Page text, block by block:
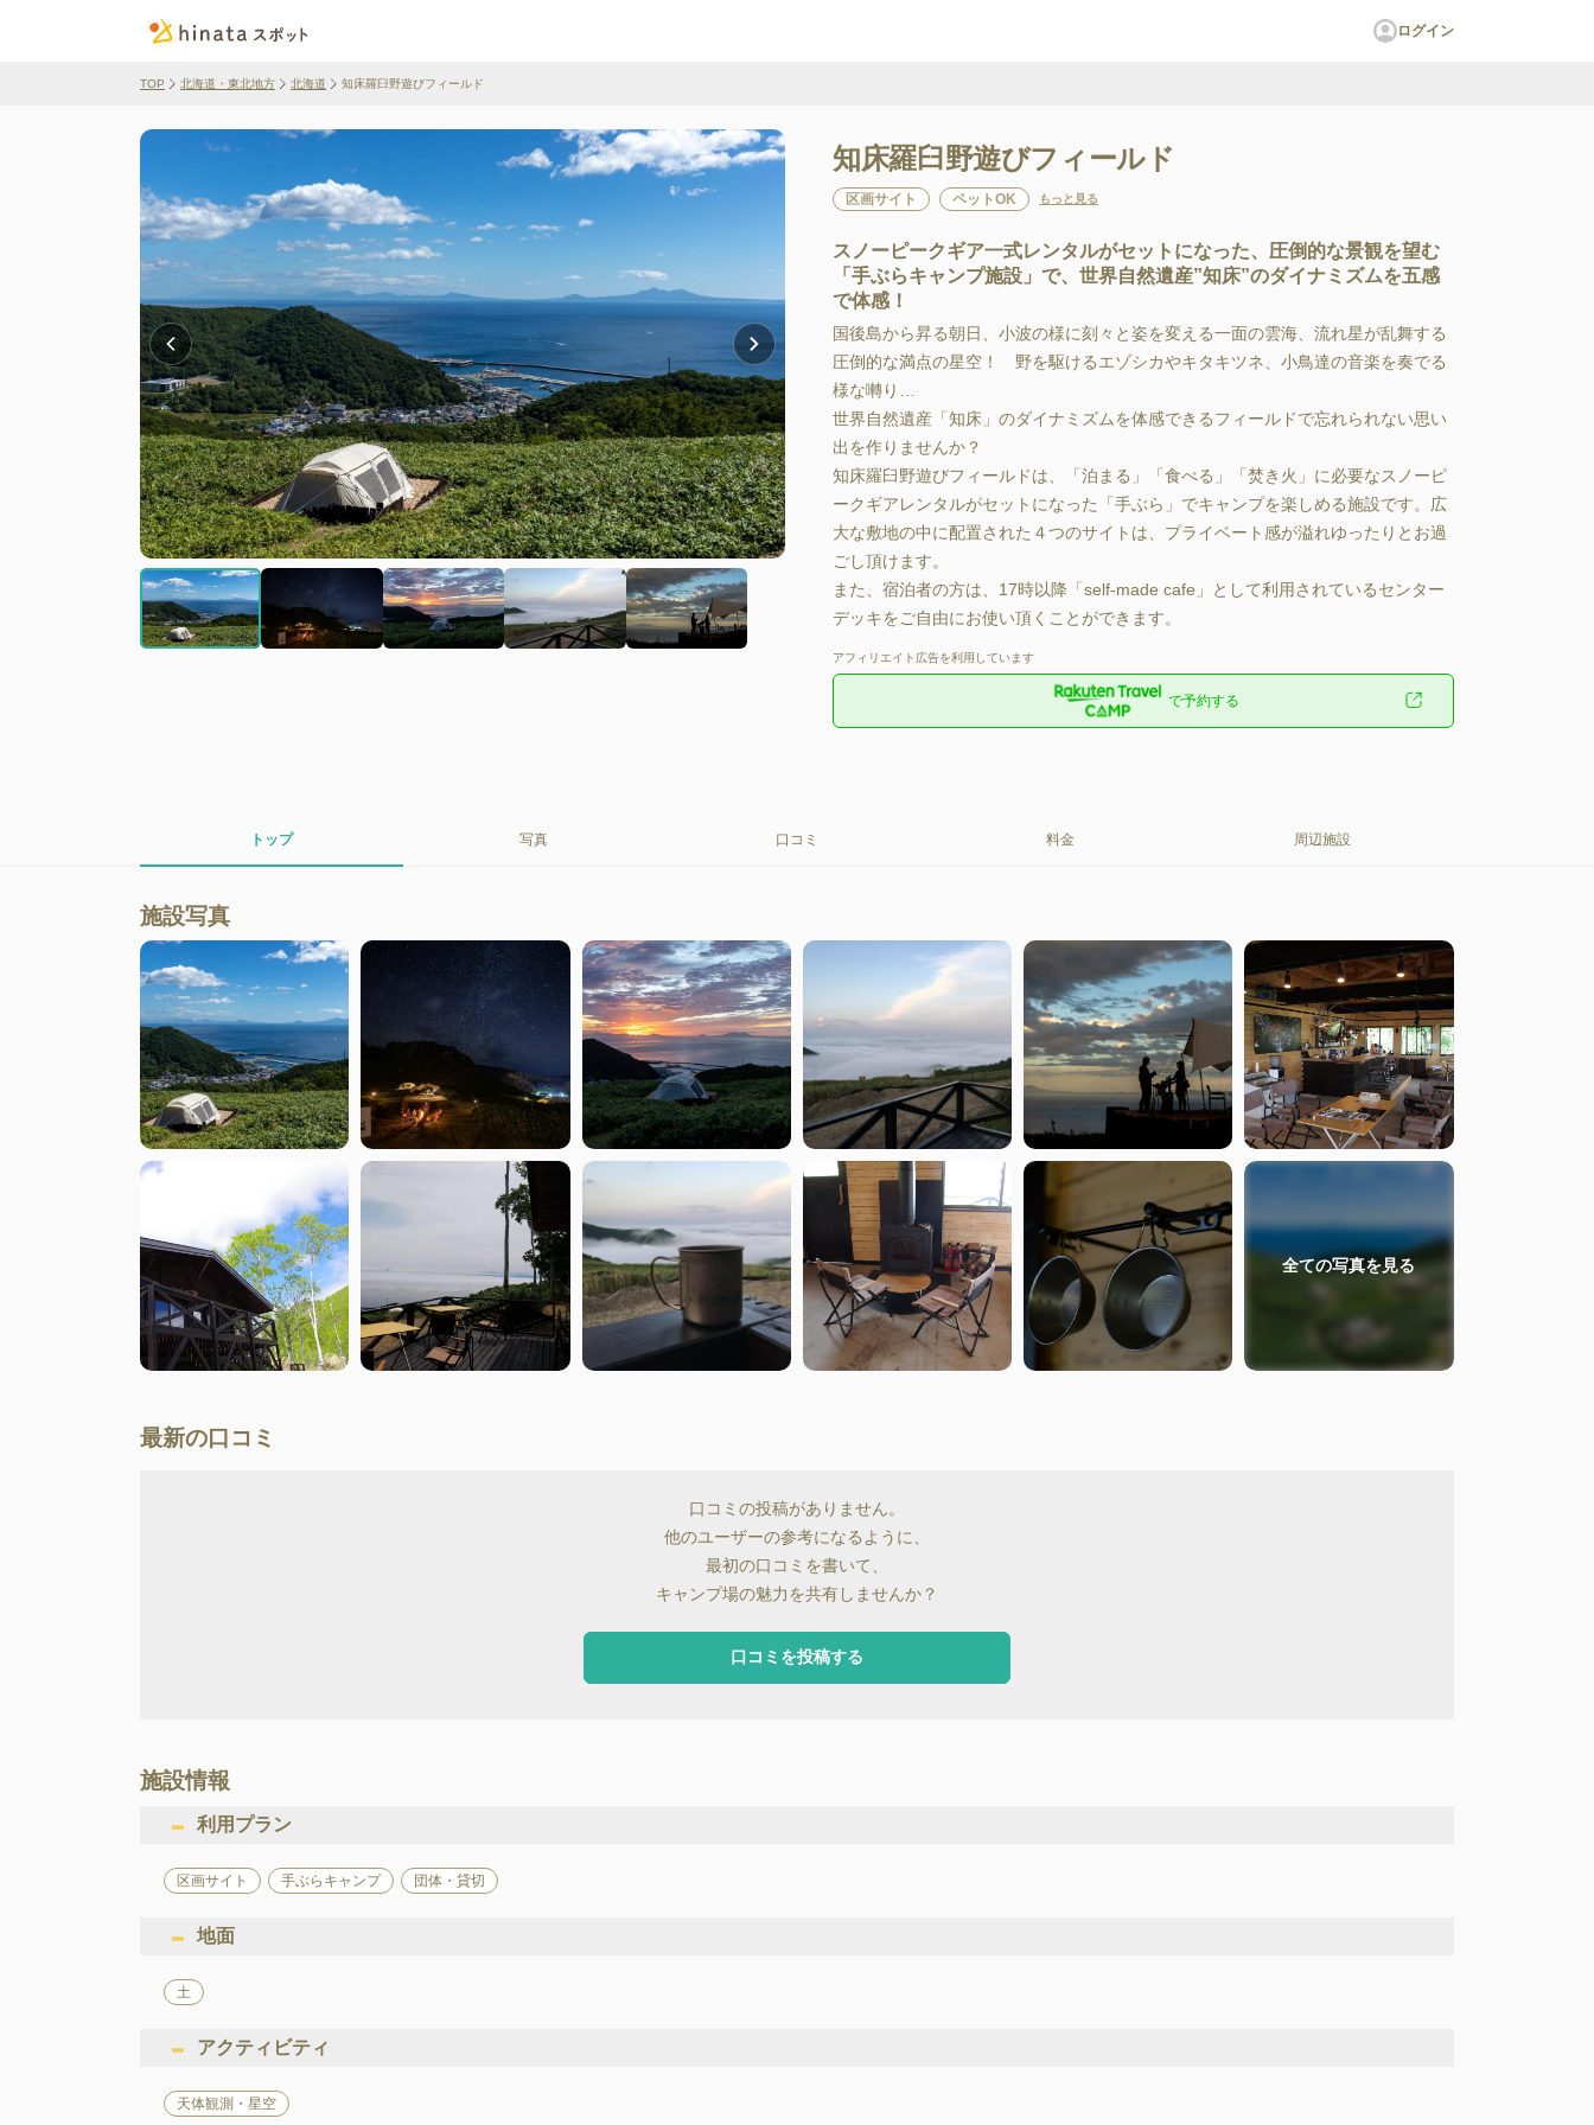
ログイン
TOP 北海道・東北地方 北海道 知床羅臼野遊びフィールド
知床羅臼野遊びフィールド
区画サイト ペットOK もっと見る
スノーピークギア一式レンタルがセットになった、圧倒的な景観を望む
「手ぶらキャンプ施設」で、世界自然遺産”知床”のダイナミズムを五感
で体感！
国後島から昇る朝日、小波の様に刻々と姿を変える一面の雲海、流れ星が乱舞する
圧倒的な満点の星空！　野を駆けるエゾシカやキタキツネ、小鳥達の音楽を奏でる
様な囀り…
世界自然遺産「知床」のダイナミズムを体感できるフィールドで忘れられない思い
出を作りませんか？
知床羅臼野遊びフィールドは、「泊まる」「食べる」「焚き火」に必要なスノーピ
ークギアレンタルがセットになった「手ぶら」でキャンプを楽しめる施設です。広
大な敷地の中に配置された４つのサイトは、プライベート感が溢れゆったりとお過
ごし頂けます。
また、宿泊者の方は、17時以降「self-made cafe」として利用されているセンター
デッキをご自由にお使い頂くことができます。
アフィリエイト広告を利用しています
で予約する
トップ 写真 口コミ 料金 周辺施設
施設写真
全ての写真を見る
最新の口コミ
口コミの投稿がありません。
他のユーザーの参考になるように、
最初の口コミを書いて、
キャンプ場の魅力を共有しませんか？
口コミを投稿する
施設情報
利用プラン
区画サイト 手ぶらキャンプ 団体・貸切
地面
土
アクティビティ
天体観測・星空